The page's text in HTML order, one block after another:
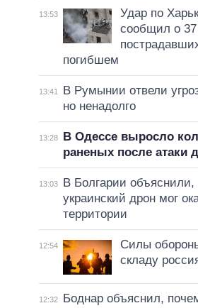
13:53
Удар по
сообщил о 37
погибшем
13:41
В Румынии отвели
но ненадолго
13:28
В Одессе выросло
раненых после атаки
13:03
В Болгарии объяснили,
украинский дрон мог
территории
12:54
Силы
складу
12:32
Боднар объяснил,